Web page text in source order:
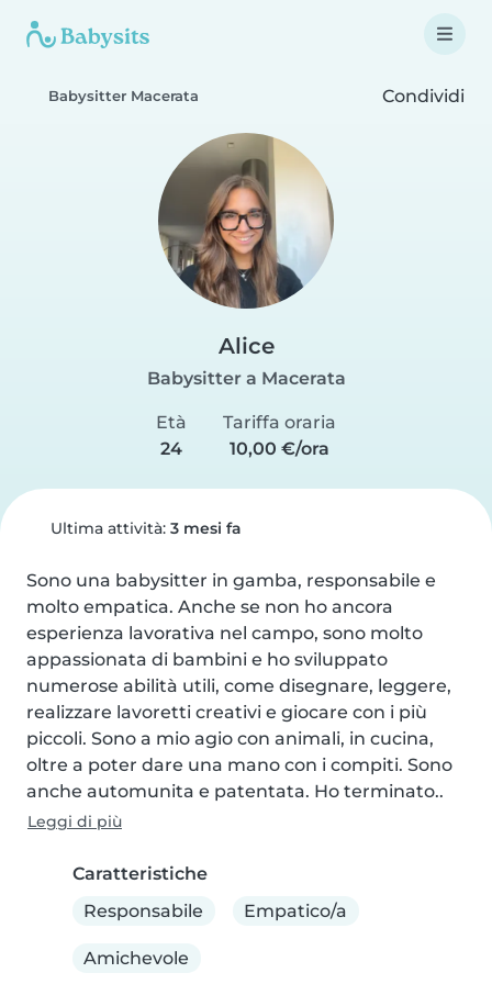
Babysitter Macerata Condividi
Alice
Babysitter a Macerata
Età
24
Tariffa oraria
10,00 €/ora
Ultima attività: 3 mesi fa
Sono una babysitter in gamba, responsabile e
molto empatica. Anche se non ho ancora
esperienza lavorativa nel campo, sono molto
appassionata di bambini e ho sviluppato
numerose abilità utili, come disegnare, leggere,
realizzare lavoretti creativi e giocare con i più
piccoli. Sono a mio agio con animali, in cucina,
oltre a poter dare una mano con i compiti. Sono
anche automunita e patentata. Ho terminato..
Leggi di più
Caratteristiche
Responsabile
Empatico/a
Amichevole